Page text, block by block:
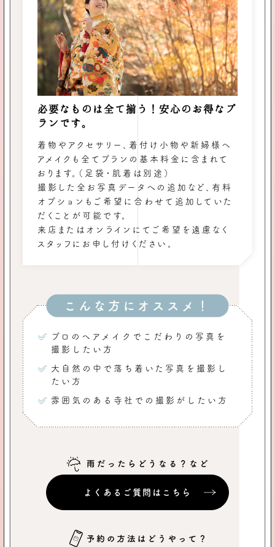
必要なものは全て揃う！安心のお得なプ
ランです。
着物やアクセサリー、着付け小物や新婦様ヘ
アメイクも全てプランの基本料金に含まれて
おります。（足袋・肌着は別途）
撮影した全お写真データへの追加など、有料
オプションもご希望に合わせて追加していた
だくことが可能です。
来店またはオンラインにてご希望を遠慮なく
スタッフにお申し付けください。
こんな方にオススメ！
プロのヘアメイクでこだわりの写真を
撮影したい方
大自然の中で落ち着いた写真を撮影し
たい方
雰囲気のある寺社での撮影がしたい方
よくあるご質問はこちら